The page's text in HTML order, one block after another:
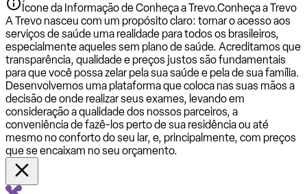
Ícone da Informação de Conheça a Trevo.Conheça a Trevo
A Trevo nasceu com um propósito claro: tornar o acesso aos
serviços de saúde uma realidade para todos os brasileiros,
especialmente aqueles sem plano de saúde. Acreditamos que
transparência, qualidade e preços justos são fundamentais
para que você possa zelar pela sua saúde e pela de sua família.
Desenvolvemos uma plataforma que coloca nas suas mãos a
decisão de onde realizar seus exames, levando em
consideração a qualidade dos nossos parceiros, a
conveniência de fazê-los perto de sua residência ou até
mesmo no conforto do seu lar, e, principalmente, com preços
que se encaixam no seu orçamento.